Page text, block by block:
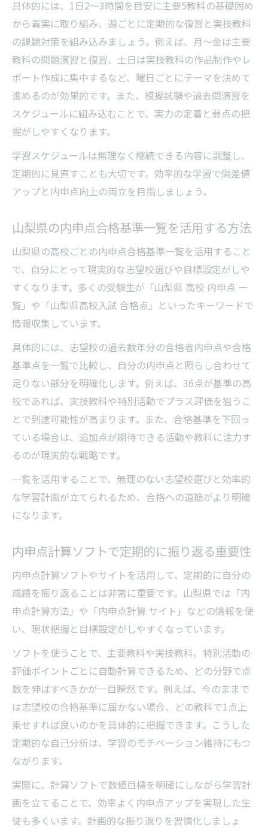
具体的には、1日2～3時間を目安に主要5教科の基礎固め
から着実に取り組み、週ごとに定期的な復習と実技教科
の課題対策を組み込みましょう。例えば、月～金は主要
教科の問題演習と復習、土日は実技教科の作品制作やレ
ポート作成に集中するなど、曜日ごとにテーマを決めて
進めるのが効果的です。また、模擬試験や過去問演習を
スケジュールに組み込むことで、実力の定着と弱点の把
握がしやすくなります。
学習スケジュールは無理なく継続できる内容に調整し、
定期的に見直すことも大切です。効率的な学習で偏差値
アップと内申点向上の両立を目指しましょう。
山梨県の内申点合格基準一覧を活用する方法
山梨県の高校ごとの内申点合格基準一覧を活用すること
で、自分にとって現実的な志望校選びや目標設定がしや
すくなります。多くの受験生が「山梨県 高校 内申点 一
覧」や「山梨県高校入試 合格点」といったキーワードで
情報収集しています。
具体的には、志望校の過去数年分の合格者内申点や合格
基準点を一覧で比較し、自分の内申点と照らし合わせて
足りない部分を明確化します。例えば、36点が基準の高
校であれば、実技教科や特別活動でプラス評価を狙うこ
とで到達可能性が高まります。また、合格基準を下回っ
ている場合は、追加点が期待できる活動や教科に注力す
るのが現実的な戦略です。
一覧を活用することで、無理のない志望校選びと効率的
な学習計画が立てられるため、合格への道筋がより明確
になります。
内申点計算ソフトで定期的に振り返る重要性
内申点計算ソフトやサイトを活用して、定期的に自分の
成績を振り返ることは非常に重要です。山梨県では「内
申点計算方法」や「内申点計算 サイト」などの情報を使
い、現状把握と目標設定がしやすくなっています。
ソフトを使うことで、主要教科や実技教科、特別活動の
評価ポイントごとに自動計算できるため、どの分野で点
数を伸ばすべきかが一目瞭然です。例えば、今のままで
は志望校の合格基準に届かない場合、どの教科で1点上
乗せすれば良いのかを具体的に把握できます。こうした
定期的な自己分析は、学習のモチベーション維持にもつ
ながります。
実際に、計算ソフトで数値目標を明確にしながら学習計
画を立てることで、効率よく内申点アップを実現した生
徒も多くいます。計画的な振り返りを習慣化しましょ